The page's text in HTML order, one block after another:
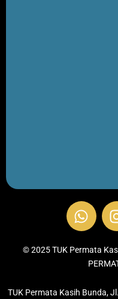
W
h
t
© 2025 TUK Permata
TUK Permata Kasih Bunda,